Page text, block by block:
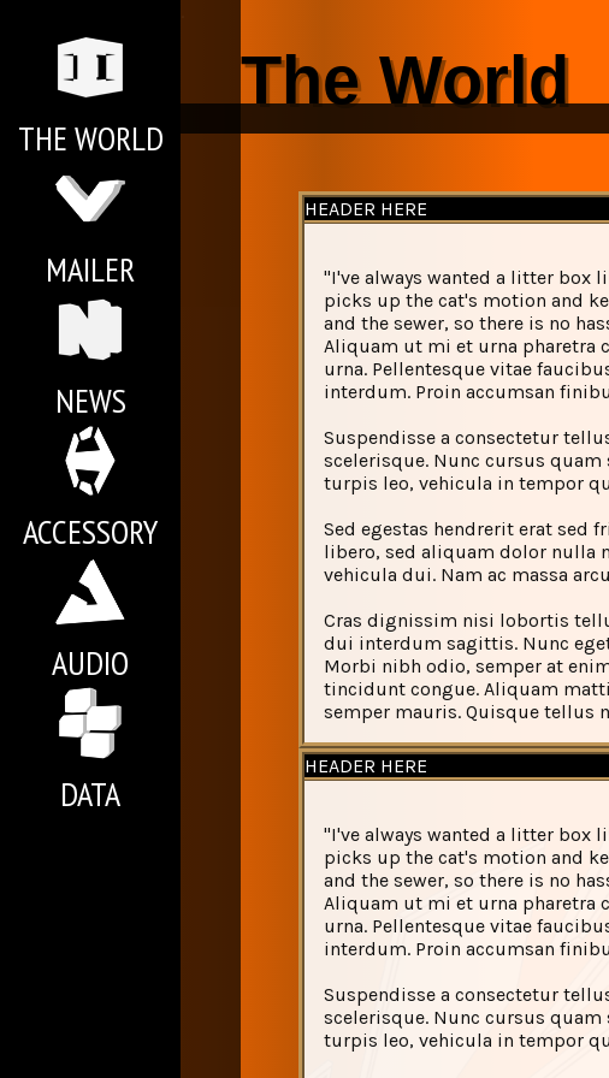
The World
THE WORLD
MAILER
NEWS
ACCESSORY
AUDIO
DATA
HEADER HERE
"I've always wanted a litter box
picks up the cat's motion and
and the sewer, so there is no
Aliquam ut mi et urna pharetra
urna. Pellentesque vitae
interdum. Proin accumsan
Suspendisse a consectetur
scelerisque. Nunc cursus
turpis leo, vehicula in tempor
Sed egestas hendrerit erat sed
libero, sed aliquam dolor nulla
vehicula dui. Nam ac massa
Cras dignissim nisi lobortis
dui interdum sagittis. Nunc
Morbi nibh odio, semper at
tincidunt congue. Aliquam
semper mauris. Quisque tellus
HEADER HERE
"I've always wanted a litter box
picks up the cat's motion and
and the sewer, so there is no
Aliquam ut mi et urna pharetra
urna. Pellentesque vitae
interdum. Proin accumsan
Suspendisse a consectetur
scelerisque. Nunc cursus
turpis leo, vehicula in tempor